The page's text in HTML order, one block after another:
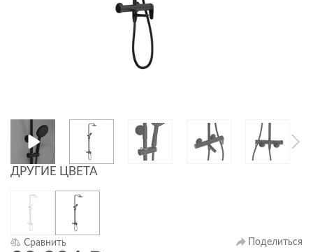
ДРУГИЕ ЦВЕТА
Сравнить Поделиться